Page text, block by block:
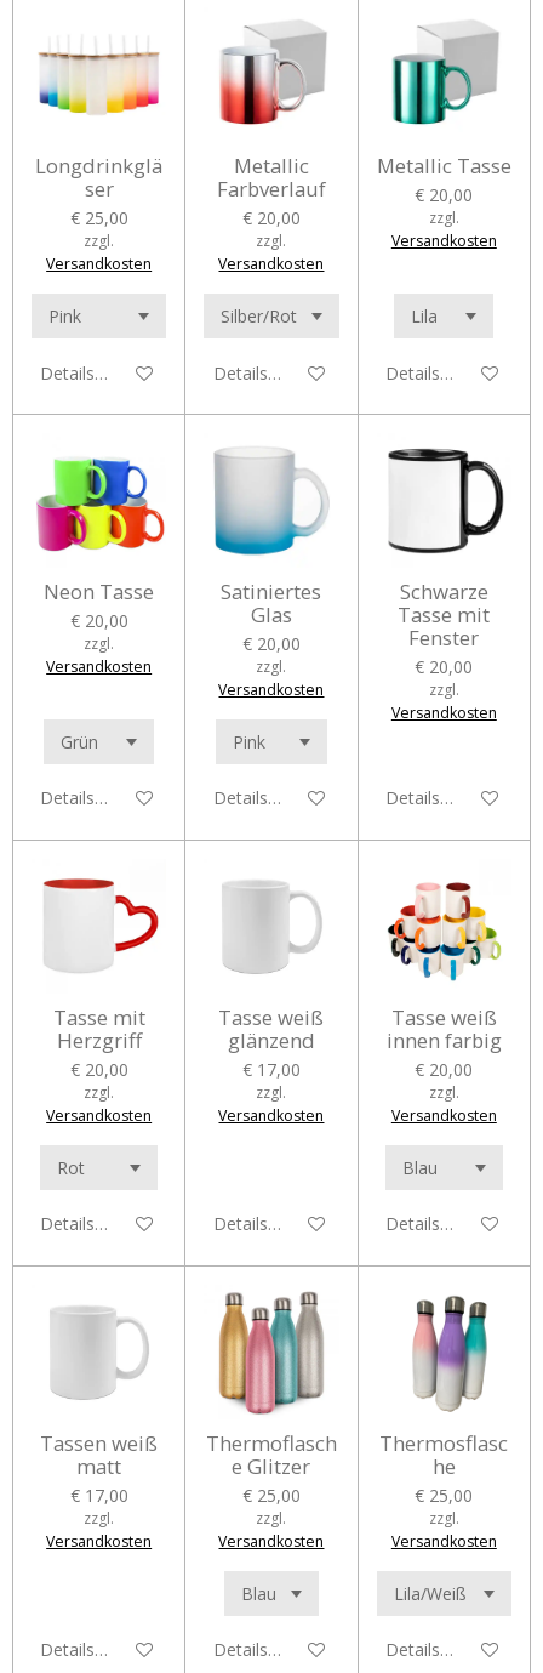
Longdrinkglä
ser
€ 25,00
zzgl.
Versandkosten
Details anzeigen
Metallic
Farbverlauf
€ 20,00
zzgl.
Versandkosten
Details anzeigen
Metallic Tasse
€ 20,00
zzgl.
Versandkosten
Details anzeigen
Neon Tasse
€ 20,00
zzgl.
Versandkosten
Details anzeigen
Satiniertes
Glas
€ 20,00
zzgl.
Versandkosten
Details anzeigen
Schwarze
Tasse mit
Fenster
€ 20,00
zzgl.
Versandkosten
Details anzeigen
Tasse mit
Herzgriff
€ 20,00
zzgl.
Versandkosten
Details anzeigen
Tasse weiß
glänzend
€ 17,00
zzgl.
Versandkosten
Details anzeigen
Tasse weiß
innen farbig
€ 20,00
zzgl.
Versandkosten
Details anzeigen
Tassen weiß
matt
€ 17,00
zzgl.
Versandkosten
Details anzeigen
Thermoflasch
e Glitzer
€ 25,00
zzgl.
Versandkosten
Details anzeigen
Thermosflasc
he
€ 25,00
zzgl.
Versandkosten
Details anzeigen